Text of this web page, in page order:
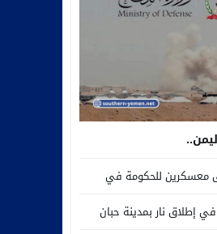
للحكومة في
إطلاق نار بمدينة حبان